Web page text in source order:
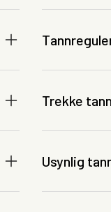
Trekke tann
Usynlig